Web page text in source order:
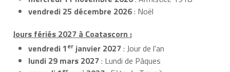
vendredi 25 décembre 2026: Noël
Jours fériés 2027 à Coatascorn :
vendredi 1er janvier 2027: Jour de l'an
lundi 29 mars 2027: Lundi de Pâques